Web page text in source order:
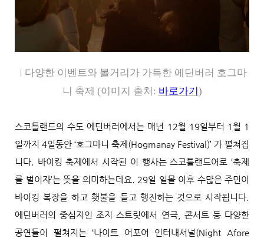
│ 다양한 이벤트와 볼거리가 가득한 에딘버러 호그마
니 축제 (이미지 출처 : 바로가기)
스코틀랜드의 수도 에딘버러에서는 매년 12월 19일부터 1월 1
일까지 4일동안 ‘호그마니 축제(Hogmanay Festival)’ 가 펼쳐집
니다. 바이킹 축제에서 시작된 이 행사는 스코틀랜드어로 ‘축제
를 벌이자’는 뜻을 의미하는데요. 29일 일몰 이후 수많은 주민이
바이킹 복장을 하고 횃불을 들고 행진하는 것으로 시작됩니다.
에딘버러의 중심지인 조지 스트릿에서 연극, 콘서트 등 다양한
공연들이 펼쳐지는 ‘나이트 어포어 인터내셔널(Night Afore